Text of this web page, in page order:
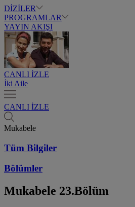
DİZİLER
PROGRAMLAR
YAYIN AKIŞI
CANLI İZLE
İki Aile
CANLI İZLE
Mukabele
Tüm Bilgiler
Bölümler
Mukabele 23.Bölüm